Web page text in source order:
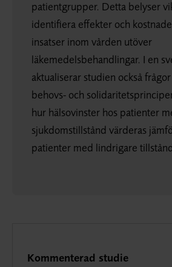
patientgrupper. Detta belyser
identifiera effekter och
insatser inom vården utöver
läkemedelsbehandlingar. I en
aktualiserar studien också
behovs- och
hur hälsovinster hos patienter
sjukdomstillstånd värderas
patienter med lindrigare
Kommenterad studie